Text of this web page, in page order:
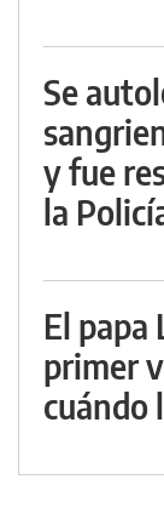
Se
y fue
la
El papa
primer
cuándo